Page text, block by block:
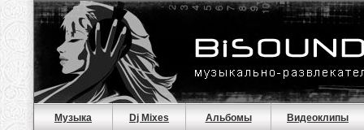
Музыка Dj Mixes Альбомы Видеоклипы